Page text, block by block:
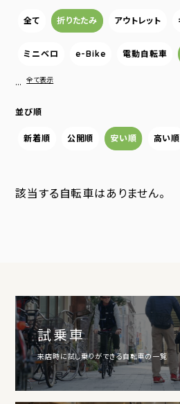
全て 折りたたみ アウトレット
ミニベロ e-Bike 電動自転車
… 全て表示
並び順
新着順 公開順 安い順 高い順
該当する自転車はありません。
試乗車
来店時に試し乗りができる自転車の一覧